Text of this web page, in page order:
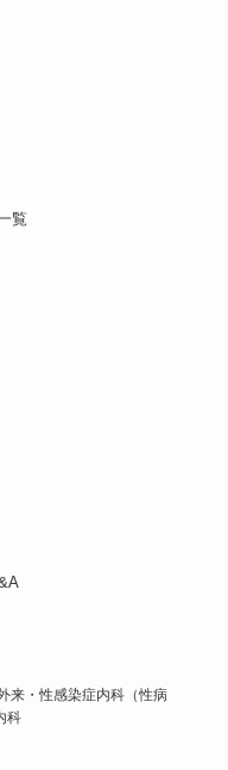
覧
来・性感染症内科（性病
科